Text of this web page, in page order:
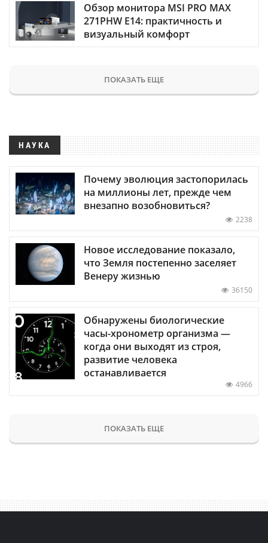
Обзор монитора MSI PRO MAX
271PHW E14: практичность и
визуальный комфорт
ПОКАЗАТЬ ЕЩЕ
НАУКА
Почему эволюция застопорилась
на миллионы лет, прежде чем
внезапно возобновиться?
2238
Новое исследование показало,
что Земля постепенно заселяет
Венеру жизнью
36150
Обнаружены биологические
часы-хронометр организма —
когда они выходят из строя,
развитие человека
останавливается
4966
ПОКАЗАТЬ ЕЩЕ